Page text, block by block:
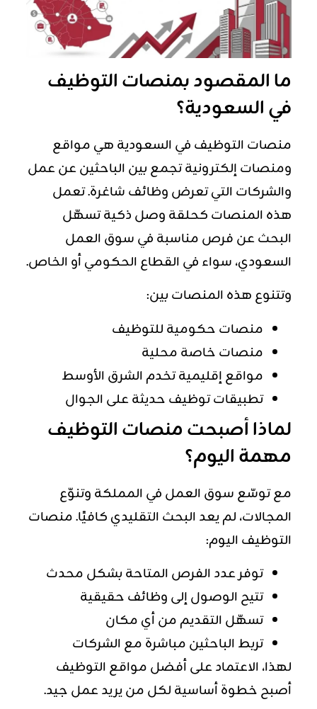
ما المقصود بمنصات التوظيف
في السعودية؟
منصات التوظيف في السعودية هي مواقع
ومنصات إلكترونية تجمع بين الباحثين عن عمل
والشركات التي تعرض وظائف شاغرة. تعمل
هذه المنصات كحلقة وصل ذكية تسهّل
البحث عن فرص مناسبة في سوق العمل
السعودي، سواء في القطاع الحكومي أو الخاص.
وتتنوع هذه المنصات بين:
منصات حكومية للتوظيف
منصات خاصة محلية
مواقع إقليمية تخدم الشرق الأوسط
تطبيقات توظيف حديثة على الجوال
لماذا أصبحت منصات التوظيف
مهمة اليوم؟
مع توسّع سوق العمل في المملكة وتنوّع
المجالات، لم يعد البحث التقليدي كافيًا. منصات
التوظيف اليوم:
توفر عدد الفرص المتاحة بشكل محدث
تتيح الوصول إلى وظائف حقيقية
تسهّل التقديم من أي مكان
تربط الباحثين مباشرة مع الشركات
لهذا، الاعتماد على أفضل مواقع التوظيف
أصبح خطوة أساسية لكل من يريد عمل جيد.